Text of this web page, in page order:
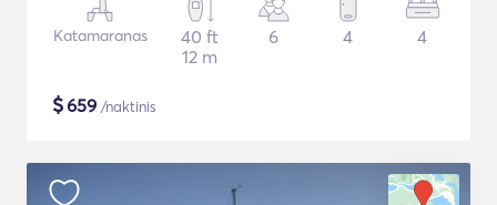
Katamaranas
40 ft
12 m
6 4 4
$659 /naktinis